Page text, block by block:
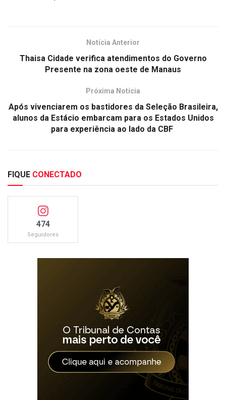
Notícia Anterior
Thaisa Cidade verifica atendimentos do Governo
Presente na zona oeste de Manaus
Próxima Notícia
Após vivenciarem os bastidores da Seleção Brasileira,
alunos da Estácio embarcam para os Estados Unidos
para experiência ao lado da CBF
FIQUE CONECTADO
474
Seguidores